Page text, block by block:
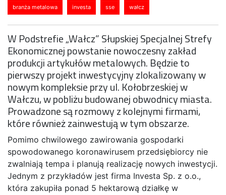
branża metalowa investa sse wałcz
W Podstrefie „Wałcz” Słupskiej Specjalnej Strefy
Ekonomicznej powstanie nowoczesny zakład
produkcji artykułów metalowych. Będzie to
pierwszy projekt inwestycyjny zlokalizowany w
nowym kompleksie przy ul. Kołobrzeskiej w
Wałczu, w pobliżu budowanej obwodnicy miasta.
Prowadzone są rozmowy z kolejnymi firmami,
które również zainwestują w tym obszarze.
Pomimo chwilowego zawirowania gospodarki
spowodowanego koronawirusem przedsiębiorcy nie
zwalniają tempa i planują realizację nowych inwestycji.
Jednym z przykładów jest firma Investa Sp. z o.o.,
która zakupiła ponad 5 hektarową działkę w